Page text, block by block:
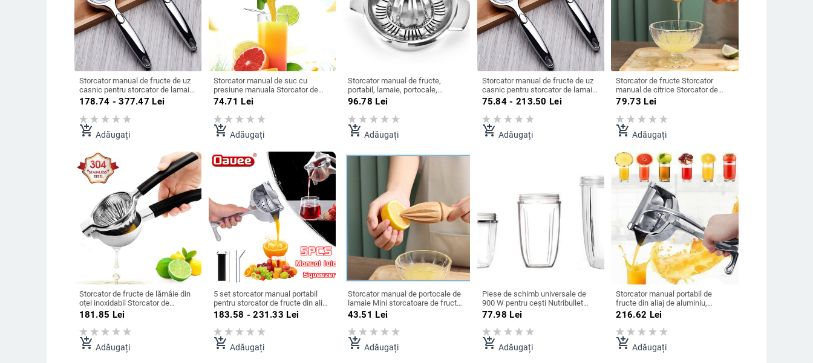
Storcator manual de fructe de uz
casnic pentru storcator de lamaie,
citrice, portocale, masina de
bucatarie din otel inoxidabil
178.74 - 377.47 Lei
add_shopping_cart Adăugați
Storcator manual de suc cu
presiune manuala Storcator de
portocale Rodie Stoarce de lamaie
fructe Accesorii de bucatarie
74.71 Lei
add_shopping_cart Adăugați
Storcator manual de fructe,
portabil, lamaie, portocale,
accesorii de bucatarie din otel
presat manual
96.78 Lei
add_shopping_cart Adăugați
Storcator manual de fructe de uz
casnic pentru storcator de lamaie,
citrice, portocale, masina de
de bucatarie din otel inoxidabil
75.84 - 213.50 Lei
add_shopping_cart Adăugați
Storcator de fructe Storcator
manual de citrice Storcator de
lamaie Storcator de portocale
inoxidabil Presa Suc de mana Suc
Metal Mini
79.73 Lei
add_shopping_cart Adăugați
Storcator de fructe de lămâie din
oțel inoxidabil Storcator de
portocale multifuncțional
manual cu presiune Unelte de
bucătărie pentru fructe
181.85 Lei
add_shopping_cart Adăugați
5 set storcator manual portabil
pentru storcator de fructe din aliaj
de aluminiu citrice crude presate
portocale, accesorii pentru
bucatarie
183.58 - 231.33 Lei
add_shopping_cart Adăugați
Storcator manual de portocale de
lamaie Mini storcatoare de fructe
Storcator de lamai din lemn
suc de citrice Instrument de
bucatarie
43.51 Lei
add_shopping_cart Adăugați
Piese de schimb universale de
900 W pentru cești Nutribullet
Înlocuire ceașcă pentru ceașcă
77.98 Lei
add_shopping_cart Adăugați
Storcator manual portabil de
fructe din aliaj de aluminiu,
accesorii de bucatarie, unelte,
lamaie, portocale, suc de
portocale
216.62 Lei
add_shopping_cart Adăugați